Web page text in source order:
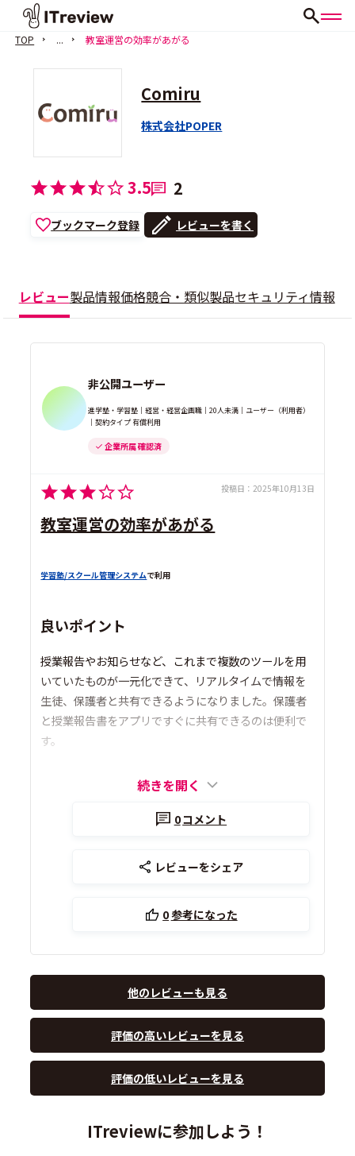
TOP ... 教室運営の効率があがる
Comiru
株式会社POPER
3.5 2
ブックマーク登録 レビューを書く
レビュー製品情報価格競合・類似製品セキュリティ情報
非公開ユーザー
進学塾・学習塾｜経営・経営企画職｜20人未満｜ユーザー（利用者）
｜契約タイプ 有償利用
企業所属 確認済
投稿日： 2025年10月13日
教室運営の効率があがる
学習塾/スクール管理システムで利用
良いポイント
授業報告やお知らせなど、これまで複数のツールを用
いていたものが一元化できて、リアルタイムで情報を
生徒、保護者と共有できるようになりました。保護者
と授業報告書をアプリですぐに共有できるのは便利で
す。
続きを開く
0コメント
レビューをシェア
0参考になった
他のレビューも見る
評価の高いレビューを見る
評価の低いレビューを見る
ITreviewに参加しよう！